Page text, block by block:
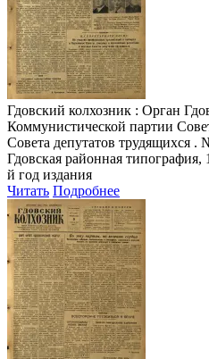
Гдовский колхозник : Орган
Коммунистической партии
Совета депутатов трудящихся .
Гдовская районная
й год издания
Читать Подробнее